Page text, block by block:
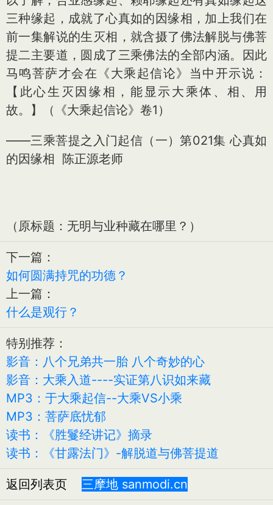
三种缘起，成就了心真如的因缘相，加上我们在
前一集解说的生灭相，就含摄了佛法解脱与佛菩
提二主要道，圆成了三乘佛法的全部内涵。因此
马鸣菩萨才会在《大乘起信论》当中开示说：
【此心生灭因缘相，能显示大乘体、相、用
故。】（《大乘起信论》卷1）
——三乘菩提之入门起信（一）第021集 心真如
的因缘相 陈正源老师
（原标题：无明与业种藏在哪里？）
下一篇：
如何圆满持咒的功德？
上一篇：
什么是观行？
特别推荐：
影音：八个兄弟共一胎 八个奇妙的心
影音：大乘入道----实证第八识如来藏
MP3：于大乘起信--大乘VS小乘
MP3：菩萨底忧郁
读书：《胜鬘经讲记》摘录
读书：《甘露法门》-解脱道与佛菩提道
返回列表页 三摩地 sanmodi.cn